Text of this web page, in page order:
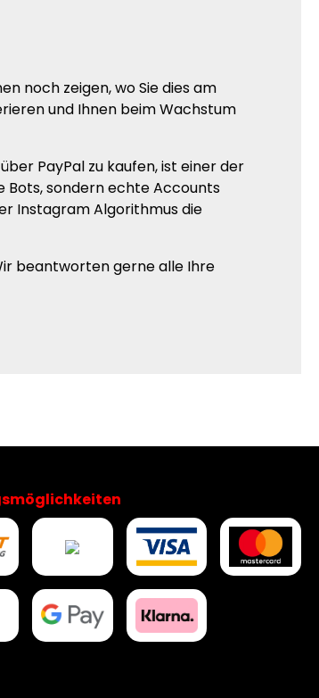
noch zeigen, wo Sie dies am
und Ihnen beim Wachstum
PayPal zu kaufen, ist einer der
Bots, sondern echte Accounts
Instagram Algorithmus die
beantworten gerne alle Ihre